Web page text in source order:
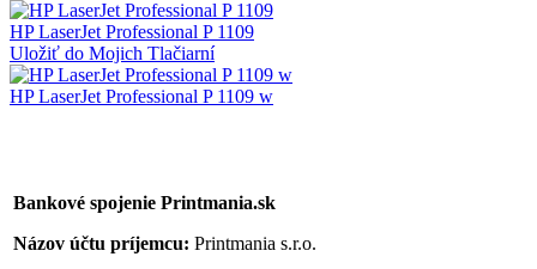
HP LaserJet Professional P 1109
Uložiť do Mojich Tlačiarní
HP LaserJet Professional P 1109 w
Bankové spojenie Printmania.sk
Názov účtu príjemcu: Printmania s.r.o.